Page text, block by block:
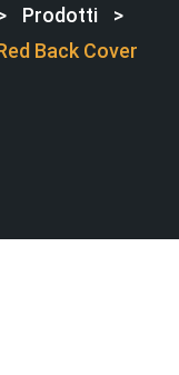
Prodotti
>
Back Cover